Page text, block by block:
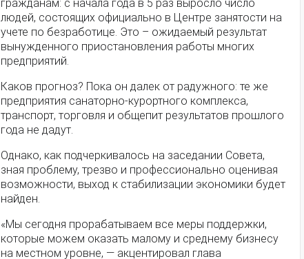
гражданам: с начала года в 5 раз выросло число
людей, состоящих официально в Центре занятости на
учете по безработице. Это – ожидаемый результат
вынужденного приостановления работы многих
предприятий.
Каков прогноз? Пока он далек от радужного: те же
предприятия санаторно-курортного комплекса,
транспорт, торговля и общепит результатов прошлого
года не дадут.
Однако, как подчеркивалось на заседании Совета,
зная проблему, трезво и профессионально оценивая
возможности, выход к стабилизации экономики будет
найден.
«Мы сегодня прорабатываем все меры поддержки,
которые можем оказать малому и среднему бизнесу
на местном уровне, — акцентировал глава